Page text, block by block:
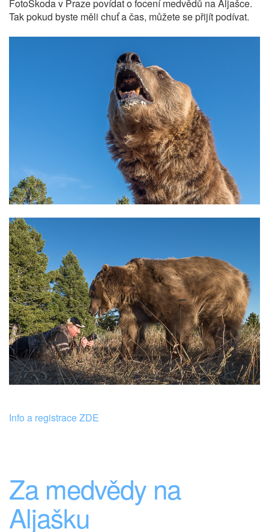
FotoŠkoda v Praze povídat o focení medvědů na Aljašce.
Tak pokud byste měli chuť a čas, můžete se přijít podívat.
Info a registrace ZDE
Za medvědy na
Aljašku